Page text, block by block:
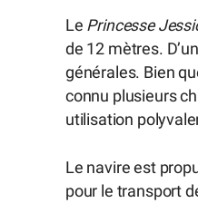
Le Princesse
de 12 mètres.
générales. Bien
connu plusieurs
utilisation
Le navire est
pour le transport